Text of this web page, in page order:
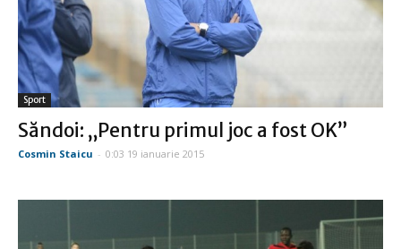
Sport
Săndoi: „Pentru primul joc a fost OK”
Cosmin Staicu - 0:03 19 ianuarie 2015